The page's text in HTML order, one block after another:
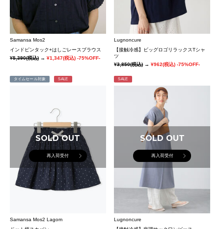
Samansa Mos2
インドピンタック+はしごレースブラウス
¥5,390(税込) → ¥1,347(税込) -75%OFF-
Lugnoncure
【接触冷感】ビッグロゴリラックスTシャ
ツ
¥3,850(税込)→¥962(税込) -75%OFF-
タイムセール対象 SALE
SOLD OUT
再入荷受付
Samansa Mos2 Lagom
SALE
SOLD OUT
再入荷受付
Lugnoncure